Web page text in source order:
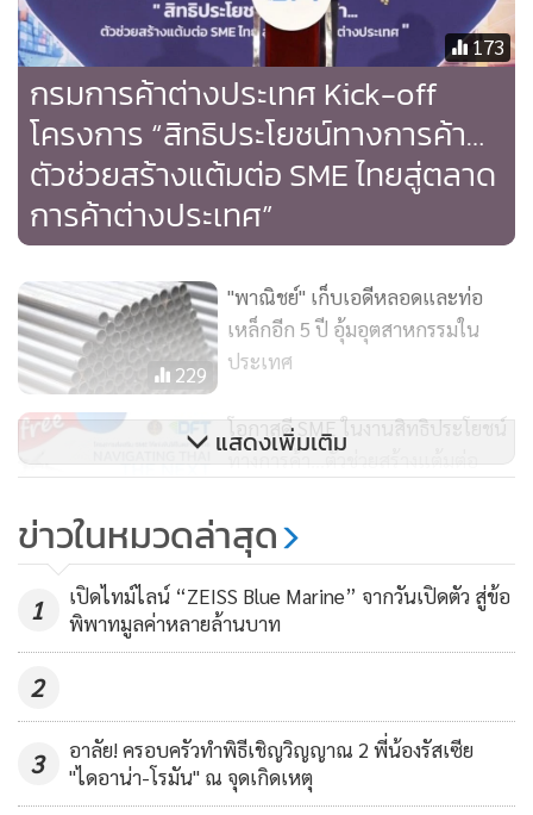
การจัดงานสัมมนาภายใต้โครงการส่งเสริม SME ให้แข่งขันได้ใน
ตลาดสากลในปี 2566 นี้ จะดำเนินการจัดสัมมนาในรูปแบบ
hybrid ด้วยการผสมผสานทั้งรูปแบบ on-site และ online
ทั้งหมด 4 ครั้ง ทั้งในส่วนกลางและส่วนภูมิภาคเพื่อให้เข้าถึงผู้
ประกอบการมากที่สุด โดยครั้งที่ 1 จัดขึ้น ณ จังหวัดสงขลา และ
ครั้งนี้เป็นครั้งที่ 2 ซึ่งได้มาบุกแดนอุตสาหกรรมที่จังหวัด
พระนครศรีอยุธยาแล้ว ถือว่าประสบความสำเร็จเป็นอย่างมาก มี
ผู้ประกอบการให้ความสนใจเข้าร่วมการสัมมนากันอย่าง
ล้นหลาม ไม่ว่าจะเป็นรูปแบบ on-site ที่มีมากกว่า 100 คน และ
รูปแบบ online ที่มีมากกว่า 300 คน สำหรับการจัดงานสัมมนา
ครั้งที่ 3 จะจัดขึ้นในวันพุธที่ 9 สิงหาคม 2566 ณ โรงแรมพันล้าน
บูติค รีสอร์ท จังหวัดหนองคาย และครั้งที่ 4 ในวันพฤหัสบดีที่ 24
สิงหาคม พ.ศ. 2566 ณ โรงเเรม โซ เเบงคอก กรุงเทพมหานคร
โครงการนี้นับเป็นอีกโครงการที่จะเข้ามาช่วยต่อยอดและขยาย
โอกาสธุรกิจสู่ตลาดต่างประเทศ SME ไทยด้วย “สิทธิประโยชน์
ทางการค้า” ซึ่งเป็นอีกหนึ่งตัวช่วยสำคัญที่จะทำให้ผู้ประกอบ
การทุกท่านได้ก้าวทันการเปลี่ยนแปลงสถานการณ์การค้าโลก
อีกทั้งเป็นการเพิ่มขีดความสามารถในการแข่งขัน และขยาย
ธุรกิจทั้งในประเทศและต่างประเทศอีกด้วย
ท่านผู้ประกอบการสามารถสมัครร่วมฟังเสวนาครั้งที่ 3 ณ จังหวัด
173
กรมการค้าต่างประเทศ Kick-off
โครงการ “สิทธิประโยชน์ทางการค้า…
ตัวช่วยสร้างแต้มต่อ SME ไทยสู่ตลาด
การค้าต่างประเทศ”
229
"พาณิชย์" เก็บเอดีหลอดและท่อ
เหล็กอีก 5 ปี อุ้มอุตสาหกรรมใน
ประเทศ
โอกาสดี SME ในงานสิทธิประโยชน์
ทางการค้า…ตัวช่วยสร้างแต้มต่อ
26 ก.ค.นี้
112
“พาณิชย์”เปิดรับฟังความคิดเห็น
ร่างประกาศขึ้นทะเบียนนำเข้ามัน
สำปะหลังฉบับใหม่
แสดงเพิ่มเติม
ข่าวในหมวดล่าสุด
1
เปิดไทม์ไลน์ “ZEISS Blue Marine” จากวันเปิดตัว สู่ข้อ
พิพาทมูลค่าหลายล้านบาท
2
3
อาลัย! ครอบครัวทำพิธีเชิญวิญญาณ 2 พี่น้องรัสเซีย
"ไดอาน่า-โรมัน" ณ จุดเกิดเหตุ